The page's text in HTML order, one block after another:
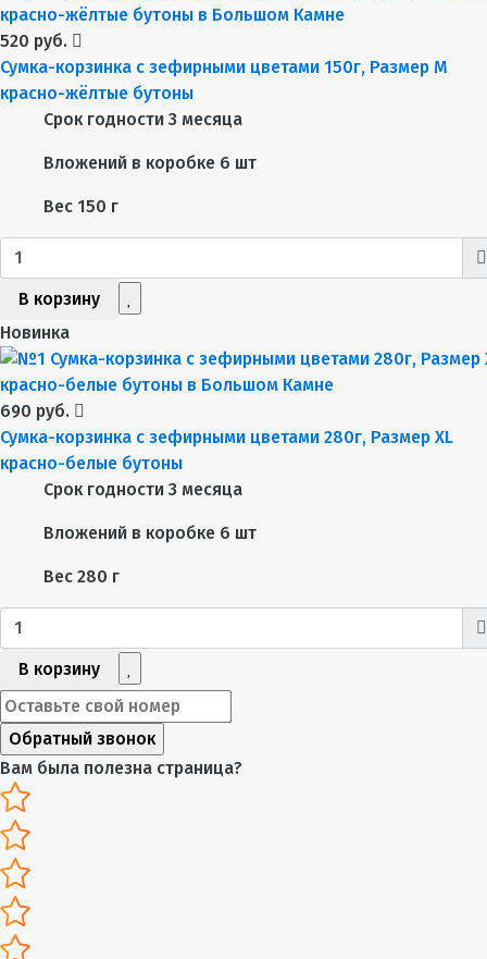
520 руб.
Сумка-корзинка с зефирными цветами 150г, Размер М
красно-жёлтые бутоны
Срок годности 3 месяца
Вложений в коробке 6 шт
Вес 150 г
В корзину
Новинка
690 руб.
Сумка-корзинка с зефирными цветами 280г, Размер XL
красно-белые бутоны
Срок годности 3 месяца
Вложений в коробке 6 шт
Вес 280 г
В корзину
Обратный звонок
Вам была полезна страница?